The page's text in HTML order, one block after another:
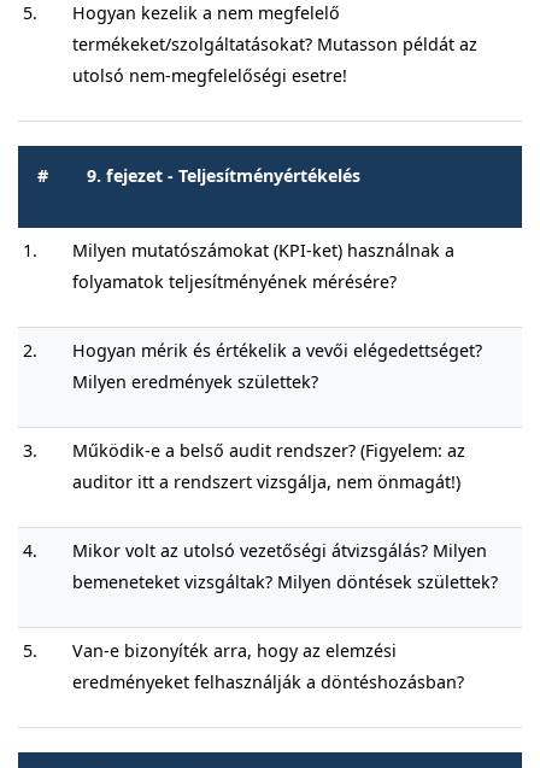
5.
Hogyan kezelik a nem megfelelő
termékeket/szolgáltatásokat? Mutasson példát az
utolsó nem-megfelelőségi esetre!
# 9. fejezet - Teljesítményértékelés
1.
Milyen mutatószámokat (KPI-ket) használnak a
folyamatok teljesítményének mérésére?
2.
Hogyan mérik és értékelik a vevői elégedettséget?
Milyen eredmények születtek?
3.
Működik-e a belső audit rendszer? (Figyelem: az
auditor itt a rendszert vizsgálja, nem önmagát!)
4.
Mikor volt az utolsó vezetőségi átvizsgálás? Milyen
bemeneteket vizsgáltak? Milyen döntések születtek?
5.
Van-e bizonyíték arra, hogy az elemzési
eredményeket felhasználják a döntéshozásban?